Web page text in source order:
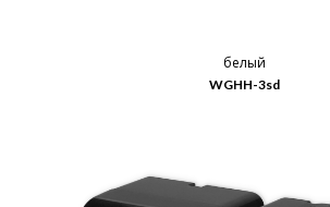
белый
WGHH-3sd